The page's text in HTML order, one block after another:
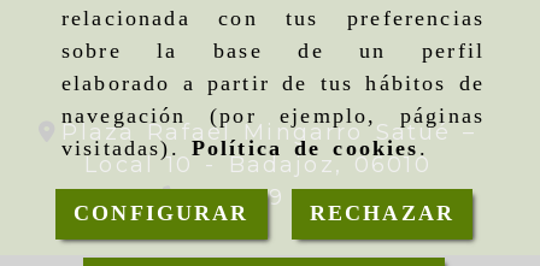
relacionada con tus preferencias
sobre la base de un perfil
elaborado a partir de tus hábitos de
navegación (por ejemplo, páginas
visitadas). Política de cookies .
CONFIGURAR RECHAZAR
Plaza Rafael Mingarro Satué –
Local 10 -
Badajoz, 06010
924 09 19 95